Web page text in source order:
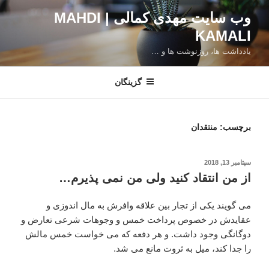
رفتن
محتوا
وب سایت مهدی کمالی | MAHDI
KAMALI
یادداشت ها، روزنوشت ها و …
گزینگان
برچسب: منتقدان
نوشته‌شده
در
سپتامبر 13, 2018
از من انتقاد کنید ولی من نمی پذیرم…
می گویند یکی از تجار بین علاقه وافرش به مال اندوزی و
عقایدش در خصوص پرداخت خمس و وجوهات شرعی تعارض و
دوگانگی وجود داشت. و هر دفعه که می خواست خمس مالش
را جدا کند، میل به ثروت مانع می شد.